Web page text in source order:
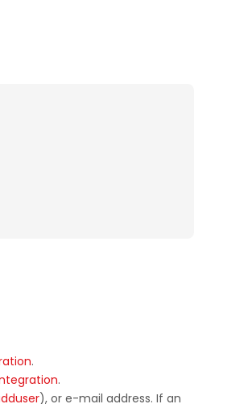
.
.​​​​​​​
), or e-mail address. If an